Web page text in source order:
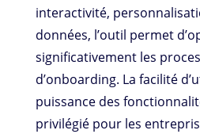
interactivité,
données, l’outil permet
significativement les
d’onboarding. La facilité
puissance des
privilégié pour les